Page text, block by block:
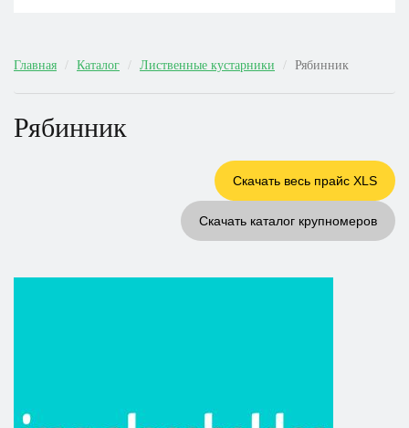
Главная Каталог Лиственные кустарники Рябинник
Рябинник
Скачать весь прайс XLS
Скачать каталог крупномеров